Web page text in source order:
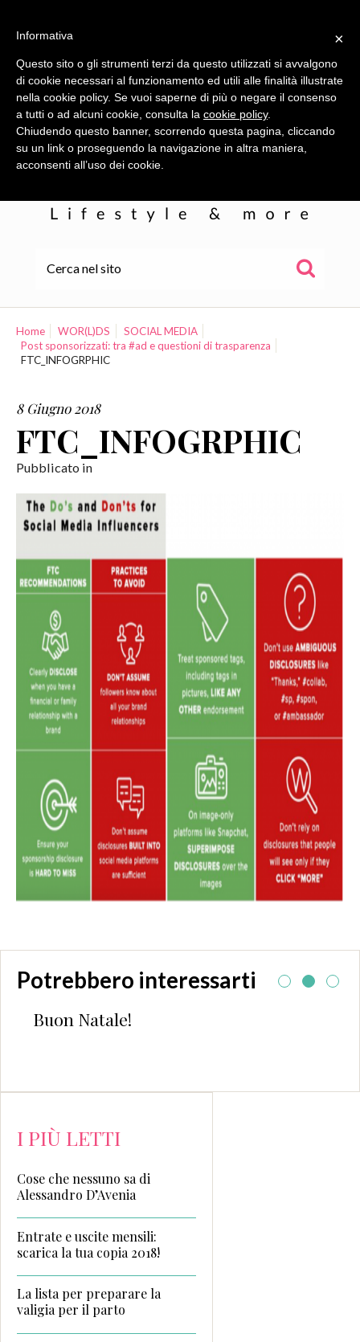
WOR(L)DS
COLLABORAZIONI
Home WOR(L)DS
SOCIAL MEDIA
Post sponsorizzati: tra #ad e questioni di trasparenza
FTC_INFOGRPHIC
8 Giugno 2018
FTC_INFOGRPHIC
Pubblicato in
Potrebbero interessarti
Buon Natale!
I PIÙ LETTI
Cose che nessuno sa di
Alessandro D’Avenia
Entrate e uscite mensili:
scarica la tua copia 2018!
La lista per preparare la
valigia per il parto
×
Informativa
Questo sito o gli strumenti terzi da questo utilizzati si avvalgono
di cookie necessari al funzionamento ed utili alle finalità illustrate
nella cookie policy. Se vuoi saperne di più o negare il consenso
a tutti o ad alcuni cookie, consulta la cookie policy.
Chiudendo questo banner, scorrendo questa pagina, cliccando
su un link o proseguendo la navigazione in altra maniera,
acconsenti all’uso dei cookie.